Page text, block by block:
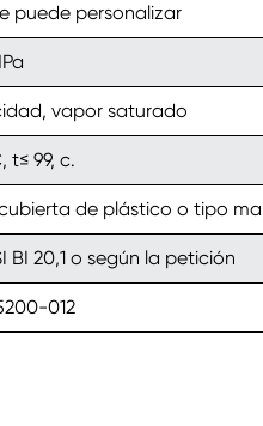
puede personalizar
vapor saturado
t≤ 99, c.
de plástico o tipo
BI 20,1 o según la petición
012